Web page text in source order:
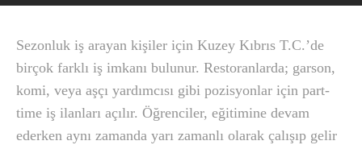
Sezonluk iş arayan kişiler için Kuzey Kıbrıs T.C.’de
birçok farklı iş imkanı bulunur. Restoranlarda; garson,
komi, veya aşçı yardımcısı gibi pozisyonlar için part-
time iş ilanları açılır. Öğrenciler, eğitimine devam
ederken aynı zamanda yarı zamanlı olarak çalışıp gelir